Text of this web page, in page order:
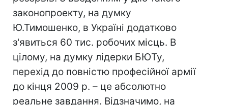
законопроекту, на думку
Ю.Тимошенко, в Україні додатково
з'явиться 60 тис. робочих місць. В
цілому, на думку лідерки БЮТу,
перехід до повністю професійної армії
до кінця 2009 р. – це абсолютно
реальне завдання. Відзначимо, на